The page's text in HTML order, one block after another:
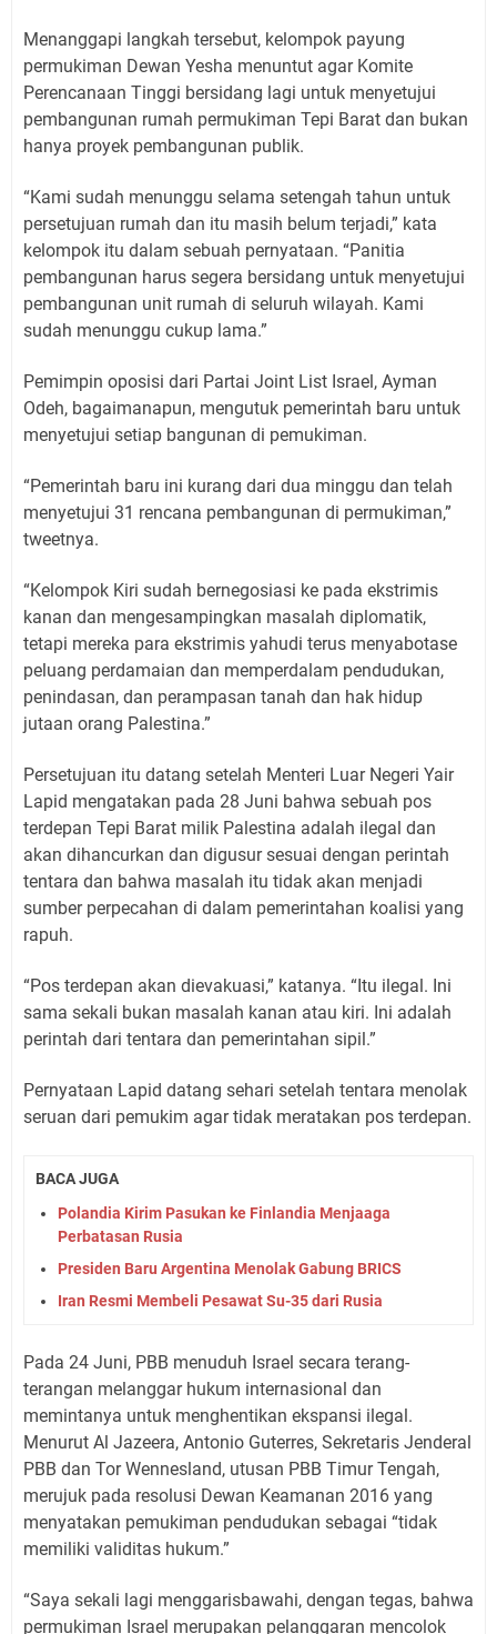
Menanggapi langkah tersebut, kelompok payung
permukiman Dewan Yesha menuntut agar Komite
Perencanaan Tinggi bersidang lagi untuk menyetujui
pembangunan rumah permukiman Tepi Barat dan bukan
hanya proyek pembangunan publik.
“Kami sudah menunggu selama setengah tahun untuk
persetujuan rumah dan itu masih belum terjadi,” kata
kelompok itu dalam sebuah pernyataan. “Panitia
pembangunan harus segera bersidang untuk menyetujui
pembangunan unit rumah di seluruh wilayah. Kami
sudah menunggu cukup lama.”
Pemimpin oposisi dari Partai Joint List Israel, Ayman
Odeh, bagaimanapun, mengutuk pemerintah baru untuk
menyetujui setiap bangunan di pemukiman.
“Pemerintah baru ini kurang dari dua minggu dan telah
menyetujui 31 rencana pembangunan di permukiman,”
tweetnya.
“Kelompok Kiri sudah bernegosiasi ke pada ekstrimis
kanan dan mengesampingkan masalah diplomatik,
tetapi mereka para ekstrimis yahudi terus menyabotase
peluang perdamaian dan memperdalam pendudukan,
penindasan, dan perampasan tanah dan hak hidup
jutaan orang Palestina.”
Persetujuan itu datang setelah Menteri Luar Negeri Yair
Lapid mengatakan pada 28 Juni bahwa sebuah pos
terdepan Tepi Barat milik Palestina adalah ilegal dan
akan dihancurkan dan digusur sesuai dengan perintah
tentara dan bahwa masalah itu tidak akan menjadi
sumber perpecahan di dalam pemerintahan koalisi yang
rapuh.
“Pos terdepan akan dievakuasi,” katanya. “Itu ilegal. Ini
sama sekali bukan masalah kanan atau kiri. Ini adalah
perintah dari tentara dan pemerintahan sipil.”
Pernyataan Lapid datang sehari setelah tentara menolak
seruan dari pemukim agar tidak meratakan pos terdepan.
BACA JUGA
Polandia Kirim Pasukan ke Finlandia Menjaaga
Perbatasan Rusia
Presiden Baru Argentina Menolak Gabung BRICS
Iran Resmi Membeli Pesawat Su-35 dari Rusia
Pada 24 Juni, PBB menuduh Israel secara terang-
terangan melanggar hukum internasional dan
memintanya untuk menghentikan ekspansi ilegal.
Menurut Al Jazeera, Antonio Guterres, Sekretaris Jenderal
PBB dan Tor Wennesland, utusan PBB Timur Tengah,
merujuk pada resolusi Dewan Keamanan 2016 yang
menyatakan pemukiman pendudukan sebagai “tidak
memiliki validitas hukum.”
“Saya sekali lagi menggarisbawahi, dengan tegas, bahwa
permukiman Israel merupakan pelanggaran mencolok